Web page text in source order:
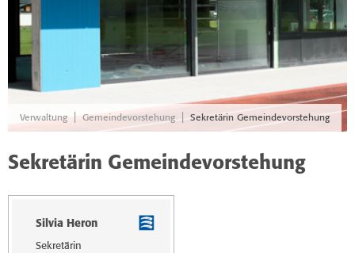
Verwaltung Gemeindevorstehung Sekretärin Gemeindevorstehung
Sekretärin Gemeindevorstehung
Silvia Heron
Sekretärin